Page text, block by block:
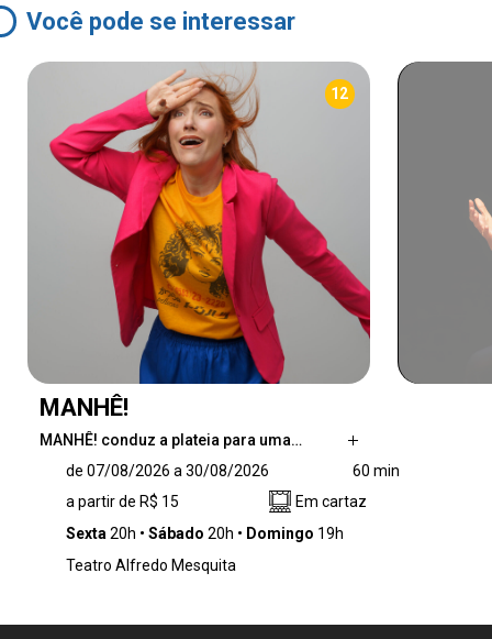
Você pode se interessar
12
MANHÊ!
MANHÊ! conduz a plateia para uma…
ao maravilhoso, misterioso, paradoxal e
assustador mundo da “maternagem” – esse
termo cunhado com precisão para deixar, na
mãe os cuidados e as responsabilidade sobre
de 07/08/2026 a 30/08/2026
60 min
a partir de R$ 15
Em cartaz
Sexta 20h Sábado 20h Domingo 19h
Teatro Alfredo Mesquita